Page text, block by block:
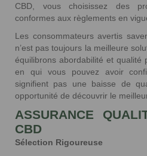
CBD, vous choisissez des
conformes aux règlements en
Les consommateurs avertis
n’est pas toujours la meilleure
équilibrons abordabilité et qualité
en qui vous pouvez avoir
signifient pas une baisse de
opportunité de découvrir le
ASSURANCE
CBD
Sélection Rigoureuse